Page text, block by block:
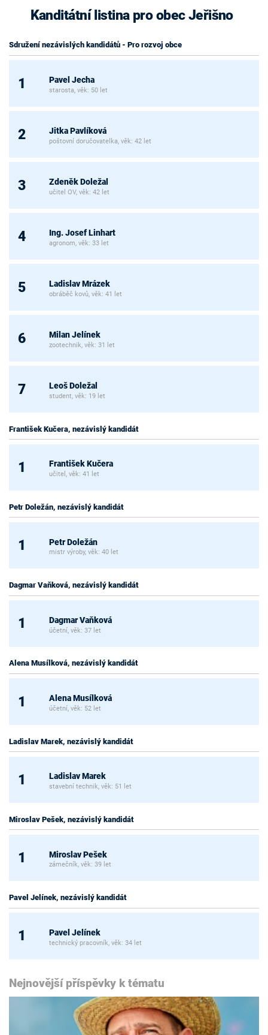
Kanditátní listina pro obec Jeřišno
Sdružení nezávislých kandidátů - Pro rozvoj obce
1 Pavel Jecha
starosta, věk: 50 let
2 Jitka Pavlíková
poštovní doručovatelka, věk: 42 let
3 Zdeněk Doležal
učitel OV, věk: 42 let
4 Ing. Josef Linhart
agronom, věk: 33 let
5 Ladislav Mrázek
obráběč kovů, věk: 41 let
6 Milan Jelínek
zootechnik, věk: 31 let
7 Leoš Doležal
student, věk: 19 let
František Kučera, nezávislý kandidát
1 František Kučera
učitel, věk: 41 let
Petr Doležán, nezávislý kandidát
1 Petr Doležán
mistr výroby, věk: 40 let
Dagmar Vaňková, nezávislý kandidát
1 Dagmar Vaňková
účetní, věk: 37 let
Alena Musílková, nezávislý kandidát
1 Alena Musílková
účetní, věk: 52 let
Ladislav Marek, nezávislý kandidát
1 Ladislav Marek
stavební technik, věk: 51 let
Miroslav Pešek, nezávislý kandidát
1 Miroslav Pešek
zámečník, věk: 39 let
Pavel Jelínek, nezávislý kandidát
1 Pavel Jelínek
technický pracovník, věk: 34 let
Nejnovější příspěvky k tématu